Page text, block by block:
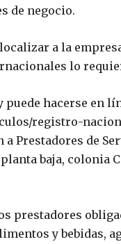
de negocio.
a la
lo
hacerse en
registro-
Prestadores de
baja, colonia
prestadores
y bebidas,